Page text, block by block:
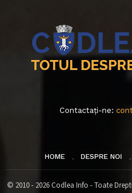
Contactați-ne:
HOME DESPRE NOI
© 2010 - 2026 Codlea Info - Toate